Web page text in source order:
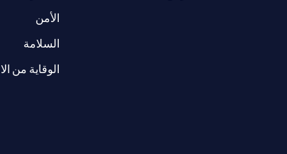
الأمن
السلامة
الوقاية من